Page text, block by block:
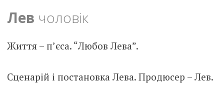
Лев чоловік
Життя – п’єса. “Любов Лева”.
Сценарій і постановка Лева. Продюсер – Лев.